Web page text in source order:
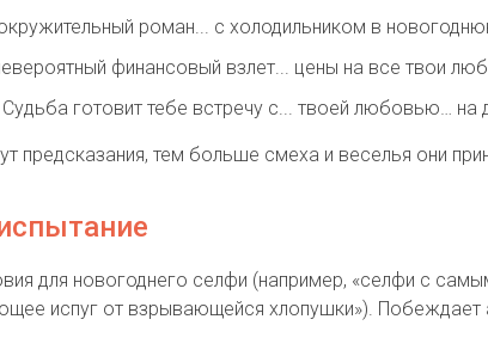
роман... с холодильником в
финансовый взлет... цены на все твои
готовит тебе встречу с... твоей любовью… на
предсказания, тем больше смеха и веселья они
для новогоднего селфи (например, «селфи с
испуг от взрывающейся хлопушки»).